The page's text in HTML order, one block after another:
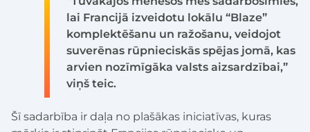
lai Francijā izveidotu lokālu “Blaze”
komplektēšanu un ražošanu, veidojot
suverēnas rūpnieciskās spējas jomā, kas
arvien nozīmīgāka valsts aizsardzībai,”
viņš teic.
Šī sadarbība ir daļa no plašākas iniciatīvas, kuras